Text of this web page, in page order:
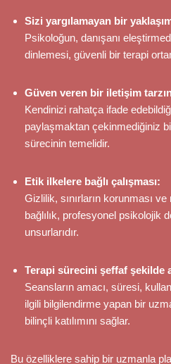
Sizi yargılamayan bir
Psikoloğun, danışanı
dinlemesi, güvenli bir terapi
Güven veren bir iletişim
Kendinizi rahatça ifade
paylaşmaktan çekinmediğiniz
sürecinin temelidir.
Etik ilkelere bağlı çalışması:
Gizlilik, sınırların korunması
bağlılık, profesyonel psikolojik
unsurlarıdır.
Terapi sürecini şeffaf şekilde
Seansların amacı, süresi,
ilgili bilgilendirme yapan bir
bilinçli katılımını sağlar.
Bu özelliklere sahip bir uzmanla